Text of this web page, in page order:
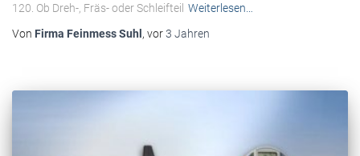
120. Ob Dreh-, Fräs- oder Schleifteil Weiterlesen…
Von Firma Feinmess Suhl , vor3 Jahren